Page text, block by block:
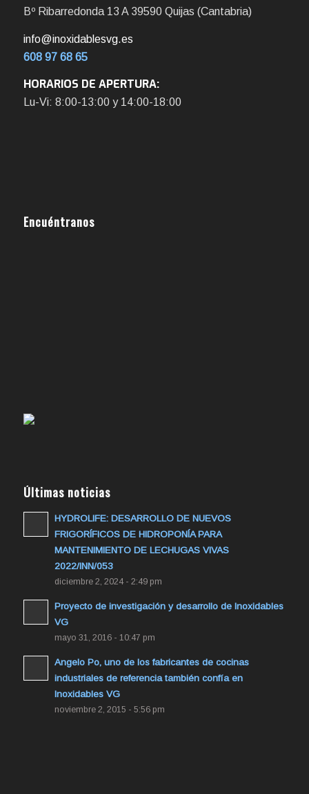
Bº Ribarredonda 13 A 39590 Quijas (Cantabria)
info@inoxidablesvg.es
608 97 68 65
HORARIOS DE APERTURA:
Lu-Vi: 8:00-13:00 y 14:00-18:00
Encuéntranos
Últimas noticias
HYDROLIFE: DESARROLLO DE NUEVOS
FRIGORÍFICOS DE HIDROPONÍA PARA
MANTENIMIENTO DE LECHUGAS VIVAS
2022/INN/053
diciembre 2, 2024 - 2:49 pm
Proyecto de investigación y desarrollo de Inoxidables
VG
mayo 31, 2016 - 10:47 pm
Angelo Po, uno de los fabricantes de cocinas
industriales de referencia también confía en
Inoxidables VG
noviembre 2, 2015 - 5:56 pm